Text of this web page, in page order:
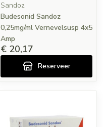
Sandoz
Budesonid Sandoz
0,25mg/ml Vernevelsusp 4x5
Amp
€ 20,17
Reserveer